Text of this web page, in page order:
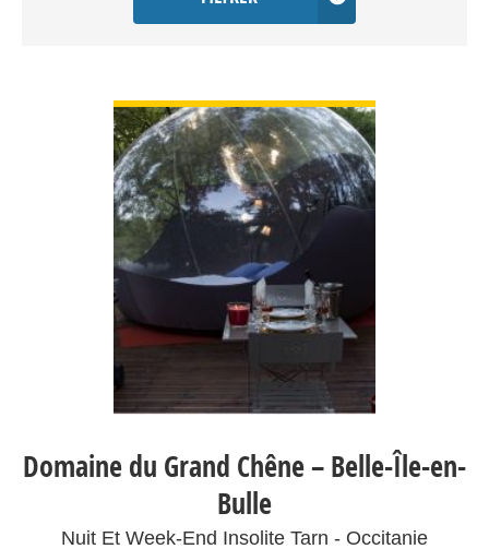
Domaine du Grand Chêne – Belle-Île-en-
Bulle
Nuit Et Week-End Insolite Tarn - Occitanie